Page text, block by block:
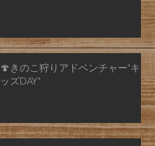
🍄きのこ狩りアドベンチャー"キ
ッズDAY"